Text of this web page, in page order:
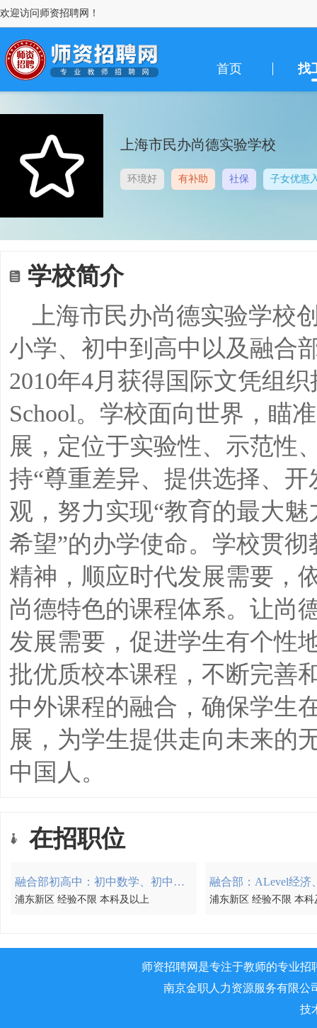
欢迎访问师资招聘网！
首页 找
上海市民办尚德实验学校
环境好 有补助 社保 子女优惠
学校简介
上海市民办尚德实验学校
小学、初中到高中以及融合
2010年4月获得国际文凭组
School。学校面向世界，瞄
展，定位于实验性、示范性
持“尊重差异、提供选择、
观，努力实现“教育的最大
希望”的办学使命。学校贯
精神，顺应时代发展需要，
尚德特色的课程体系。让尚
发展需要，促进学生有个性
批优质校本课程，不断完善
中外课程的融合，确保学生
展，为学生提供走向未来的
中国人。
在招职位
融合部初高中：初中数学、初中地理；高中数学、高中物理、高中体育
浦东新区 经验不限 本科及以上 浦东新区 经验不限 本科
师资招聘网是专注于教师的专业
南京金职人力资源服务有限公
技